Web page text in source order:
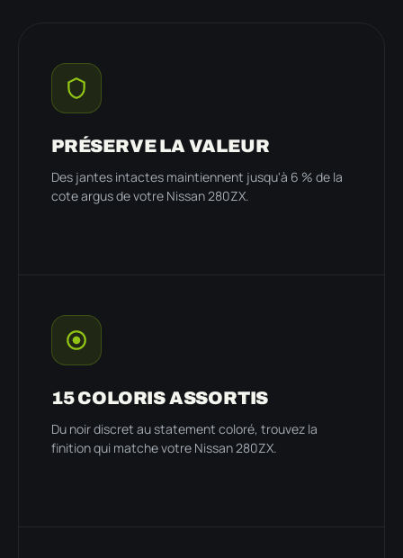
PRÉSERVE LA VALEUR
Des jantes intactes maintiennent jusqu'à 6 % de la
cote argus de votre Nissan 280ZX.
15 COLORIS ASSORTIS
Du noir discret au statement coloré, trouvez la
finition qui matche votre Nissan 280ZX.